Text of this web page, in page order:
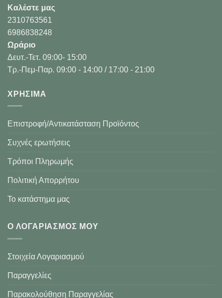
Καλέστε μας
2310763561
6986838248
Ωράριο
Δευτ.-Τετ. 09:00- 15:00
Τρ.-Πεμ-Παρ. 09:00 - 14:00 / 17:00 - 21:00
XΡΉΣΙΜΑ
Επιστροφή/Αντικατάσταση Προϊόντος
Συχνές ερωτήσεις
Τρόποι Πληρωμής
Πολιτική Απορρήτου
Το κατάστημα μας
Ο ΛΟΓΑΡΙΑΣΜΌΣ ΜΟΥ
Στοιχεία Λογαριασμού
Παραγγελίες
Παρακολούθηση Παραγγελίας